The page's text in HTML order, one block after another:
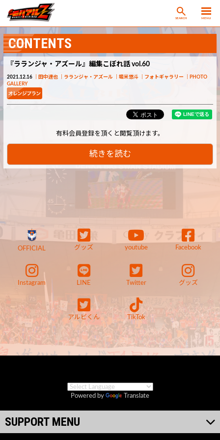
SEARCH MENU
CONTENTS
『ラランジャ・アズール』編集こぼれ話 vol.60
2021.12.16 田中達也 ラランジャ・アズール 堀米悠斗 フォトギャラリー
PHOTO
GALLERY
有料会員登録を頂くと閲覧頂けます。
続きを読む
OFFICIAL グッズ youtube Facebook
Instagram LINE Twitter グッズ
アルビくん TikTok
Powered by Translate
SUPPORT MENU